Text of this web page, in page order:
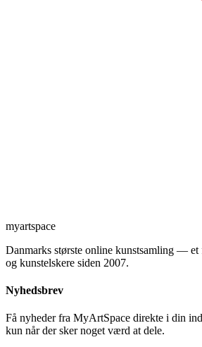
myartspace
Danmarks største online kunstsamling —
og kunstelskere siden 2007.
Nyhedsbrev
Få nyheder fra MyArtSpace direkte i din
kun når der sker noget værd at dele.